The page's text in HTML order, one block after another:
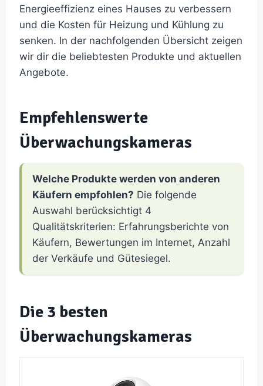
Energieeffizienz eines Hauses zu verbessern
und die Kosten für Heizung und Kühlung zu
senken. In der nachfolgenden Übersicht zeigen
wir dir die beliebtesten Produkte und aktuellen
Angebote.
Empfehlenswerte
Überwachungskameras
Welche Produkte werden von anderen
Käufern empfohlen? Die folgende
Auswahl berücksichtigt 4
Qualitätskriterien: Erfahrungsberichte von
Käufern, Bewertungen im Internet, Anzahl
der Verkäufe und Gütesiegel.
Die 3 besten
Überwachungskameras